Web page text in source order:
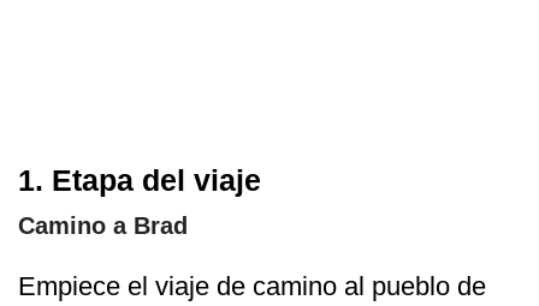
1. Etapa del viaje
Camino a Brad
Empiece el viaje de camino al pueblo de